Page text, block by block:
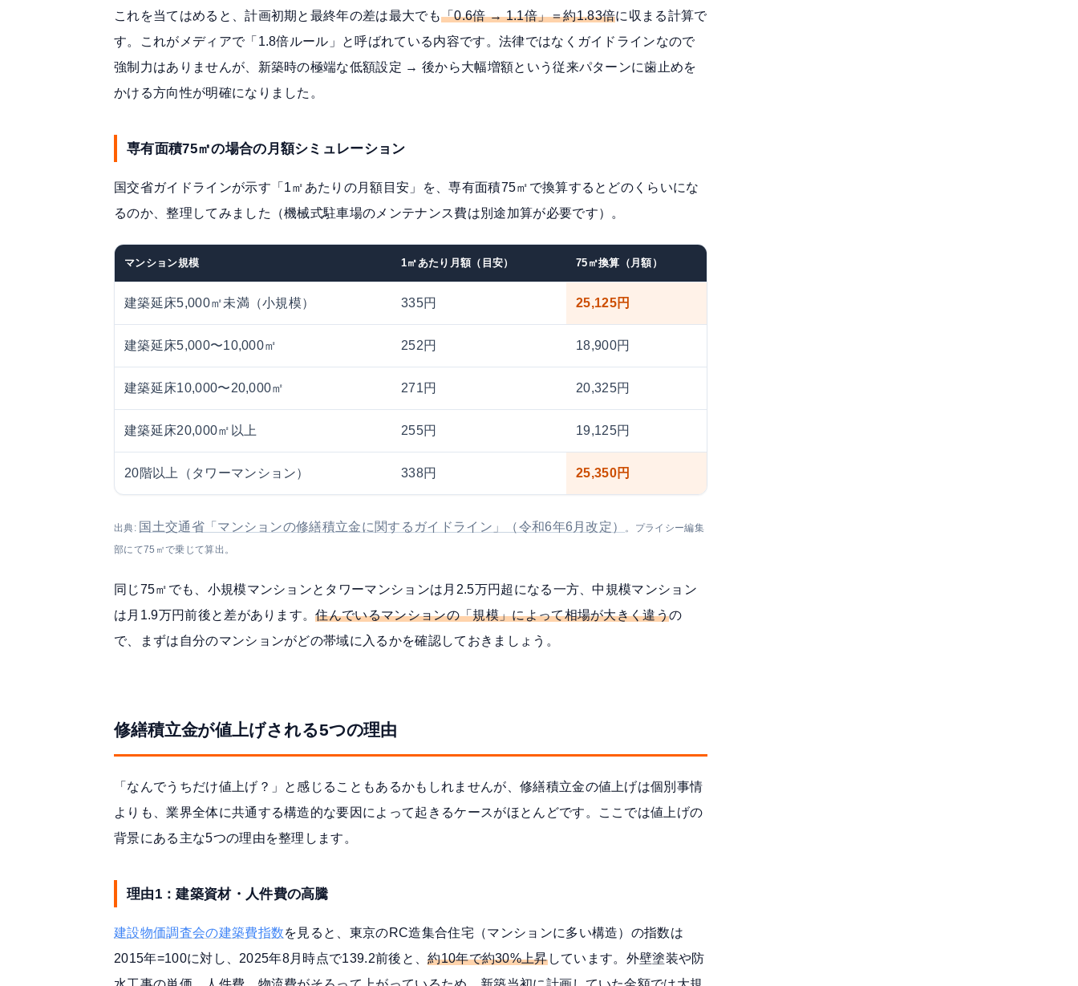
これを当てはめると、計画初期と最終年の差は最大でも「0.6倍 → 1.1倍」＝約1.83倍に収まる計算で
す。これがメディアで「1.8倍ルール」と呼ばれている内容です。法律ではなくガイドラインなので
強制力はありませんが、新築時の極端な低額設定 → 後から大幅増額という従来パターンに歯止めを
かける方向性が明確になりました。
専有面積75㎡の場合の月額シミュレーション
国交省ガイドラインが示す「1㎡あたりの月額目安」を、専有面積75㎡で換算するとどのくらいにな
るのか、整理してみました（機械式駐車場のメンテナンス費は別途加算が必要です）。
マンション規模 1㎡あたり月額（目安） 75㎡換算（月額）
建築延床5,000㎡未満（小規模） 335円 25,125円
建築延床5,000〜10,000㎡ 252円 18,900円
建築延床10,000〜20,000㎡ 271円 20,325円
建築延床20,000㎡以上 255円 19,125円
20階以上（タワーマンション） 338円 25,350円
出典: 国土交通省「マンションの修繕積立金に関するガイドライン」（令和6年6月改定）
。プライシー編集
部にて75㎡で乗じて算出。
同じ75㎡でも、小規模マンションとタワーマンションは月2.5万円超になる一方、中規模マンション
は月1.9万円前後と差があります。住んでいるマンションの「規模」によって相場が大きく違うの
で、まずは自分のマンションがどの帯域に入るかを確認しておきましょう。
修繕積立金が値上げされる5つの理由
「なんでうちだけ値上げ？」と感じることもあるかもしれませんが、修繕積立金の値上げは個別事情
よりも、業界全体に共通する構造的な要因によって起きるケースがほとんどです。ここでは値上げの
背景にある主な5つの理由を整理します。
理由1：建築資材・人件費の高騰
建設物価調査会の建築費指数を見ると、東京のRC造集合住宅（マンションに多い構造）の指数は
2015年=100に対し、2025年8月時点で139.2前後と、約10年で約30%上昇しています。外壁塗装や防